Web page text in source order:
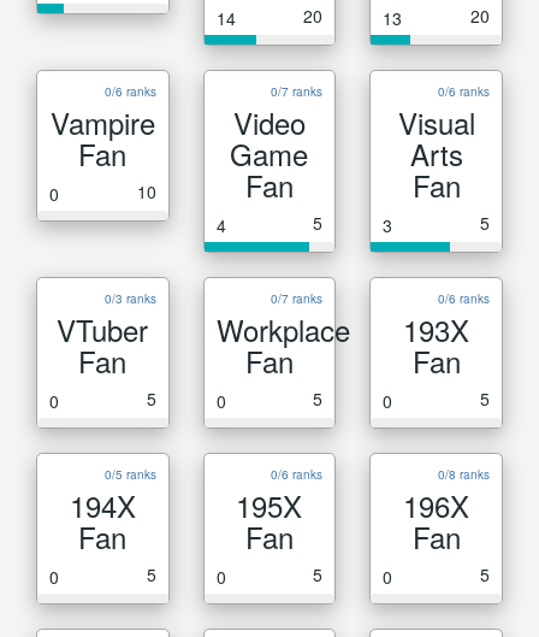
14 20 13 20
0/6 ranks
Vampire
Fan
0 10
0/7 ranks
Video
Game
Fan
4 5
0/6 ranks
Visual
Arts
Fan
3 5
0/3 ranks
VTuber
Fan
0 5
0/7 ranks
Workplace
Fan
0 5
0/6 ranks
193X
Fan
0 5
0/5 ranks
194X
Fan
0 5
0/6 ranks
195X
Fan
0 5
0/8 ranks
196X
Fan
0 5